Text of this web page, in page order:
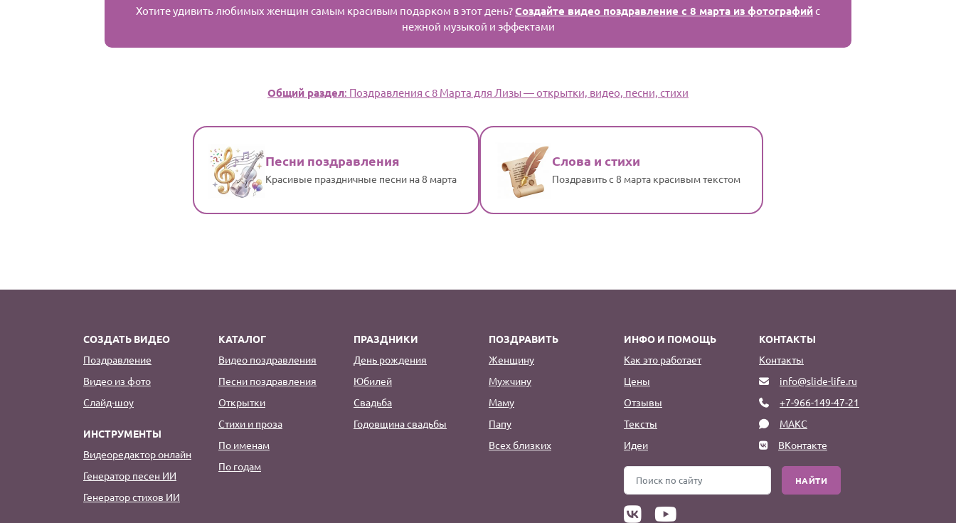
Хотите удивить любимых женщин самым красивым подарком в этот день?Создайте видео поздравление с 8 марта из фотографийс
нежной музыкой и эффектами
Общий раздел: Поздравления с 8 Марта для Лизы — открытки, видео, песни, стихи
Песни поздравления
Красивые праздничные песни на 8 марта
Слова и стихи
Поздравить с 8 марта красивым текстом
СОЗДАТЬ ВИДЕО
Поздравление
Видео из фото
Слайд-шоу
ИНСТРУМЕНТЫ
Видеоредактор онлайн
Генератор песен ИИ
Генератор стихов ИИ
КАТАЛОГ
Видео поздравления
Песни поздравления
Открытки
Стихи и проза
По именам
По годам
ПРАЗДНИКИ
День рождения
Юбилей
Свадьба
Годовщина свадьбы
ПОЗДРАВИТЬ
Женщину
Мужчину
Маму
Папу
Всех близких
ИНФО И ПОМОЩЬ
Как это работает
Цены
Отзывы
Тексты
Идеи
КОНТАКТЫ
Контакты
info@slide-life.ru
+7-966-149-47-21
МАКС
ВКонтакте
НАЙТИ